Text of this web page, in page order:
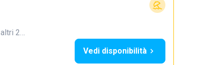
2…
Vedi disponibilità